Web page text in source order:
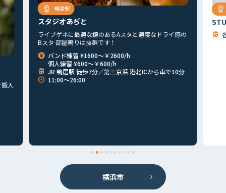
北海道 東北 北関東 甲信越
四国 その他
入
鴨居駅
スタジオあぢと
ライブゲネに最適な鏡のあるAスタと適度なドライ感の
Bスタ 部屋鳴りは抜群です！
バンド練習 ¥1600～￥2600/h
個人練習 ¥600～￥600/h
JR 鴨居駅 徒歩7分／第三京浜 港北ICから車で10分
11:00～26:00
横浜市